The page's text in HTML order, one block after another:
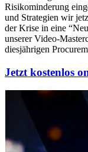
Risikominderung
und Strategien wir
der Krise in eine
unserer Video-
diesjährigen
Jetzt kostenlos